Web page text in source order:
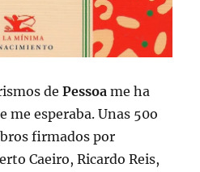
dePessoa me ha
me esperaba. Unas 50o
firmados por
Caeiro, Ricardo Reis,